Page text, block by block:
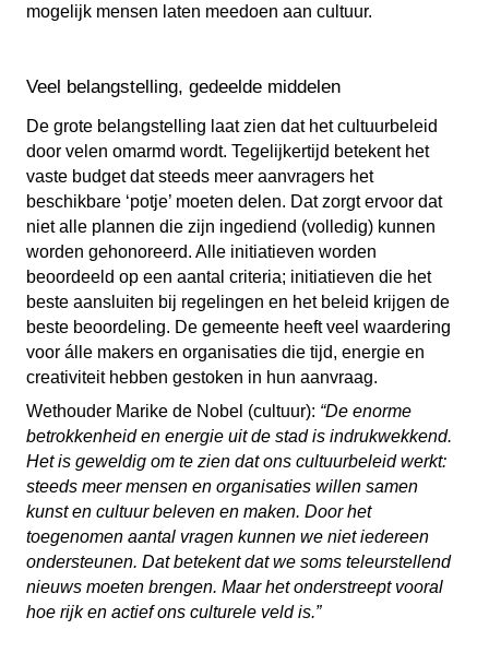
mogelijk mensen laten meedoen aan cultuur.
Veel belangstelling, gedeelde middelen
De grote belangstelling laat zien dat het cultuurbeleid
door velen omarmd wordt. Tegelijkertijd betekent het
vaste budget dat steeds meer aanvragers het
beschikbare ‘potje’ moeten delen. Dat zorgt ervoor dat
niet alle plannen die zijn ingediend (volledig) kunnen
worden gehonoreerd. Alle initiatieven worden
beoordeeld op een aantal criteria; initiatieven die het
beste aansluiten bij regelingen en het beleid krijgen de
beste beoordeling. De gemeente heeft veel waardering
voor álle makers en organisaties die tijd, energie en
creativiteit hebben gestoken in hun aanvraag.
Wethouder Marike de Nobel (cultuur): “De enorme
betrokkenheid en energie uit de stad is indrukwekkend.
Het is geweldig om te zien dat ons cultuurbeleid werkt:
steeds meer mensen en organisaties willen samen
kunst en cultuur beleven en maken. Door het
toegenomen aantal vragen kunnen we niet iedereen
ondersteunen. Dat betekent dat we soms teleurstellend
nieuws moeten brengen. Maar het onderstreept vooral
hoe rijk en actief ons culturele veld is.”